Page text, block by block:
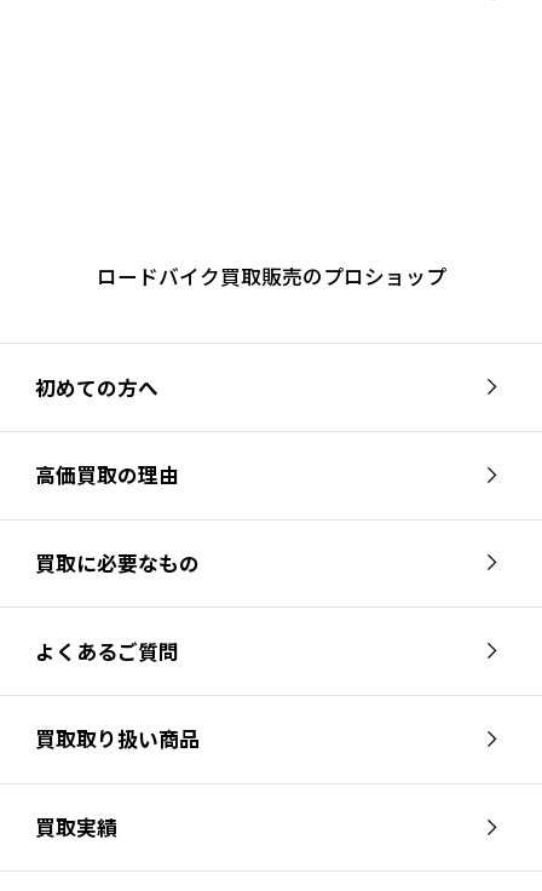
ロードバイク買取販売のプロショップ
初めての方へ
高価買取の理由
買取に必要なもの
よくあるご質問
買取取り扱い商品
買取実績